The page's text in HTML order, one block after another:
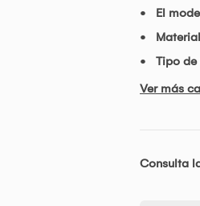
El
Tipo
Ver más
Consulta